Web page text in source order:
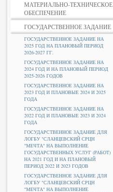
МАТЕРИАЛЬНО-ТЕХНИЧЕСКОЕ
ОБЕСПЕЧЕНИЕ
ГОСУДАРСТВЕННОЕ ЗАДАНИЕ
ГОСУДАРСТВЕННОЕ ЗАДАНИЕ НА
2025 ГОД НА ПЛАНОВЫЙ ПЕРИОД
2026-2027 ГГ.
ГОСУДАРСТВЕННОЕ ЗАДАНИЕ НА
2024 ГОД И НА ПЛАНОВЫЙ ПЕРИОД
2025-2026 ГОДОВ
ГОСУДАРСТВЕННОЕ ЗАДАНИЕ НА
2023 ГОД И ПЛАНОВЫЕ 2024 И 2025
ГОДА
ГОСУДАРСТВЕННОЕ ЗАДАНИЕ НА
2022 ГОД И ПЛАНОВЫЕ 2023 И 2024
ГОДА
ГОСУДАРСТВЕННОЕ ЗАДАНИЕ ДЛЯ
ЛОГБУ "СЛАНЦЕВСКИЙ СРЦН
"МЕЧТА" НА ВЫПОЛНЕНИЕ
ГОСУДАРСТВЕННЫХ УСЛУГ (РАБОТ)
НА 2021 ГОД И НА ПЛАНОВЫЙ
ПЕРИОД 2022 И 2023 ГОДОВ
ГОСУДАРСТВЕННОЕ ЗАДАНИЕ ДЛЯ
ЛОГБУ "СЛАНЦЕВСКИЙ СРЦН
"МЕЧТА" НА ВЫПОЛНЕНИЕ